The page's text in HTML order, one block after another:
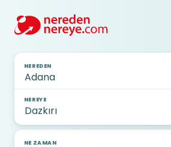
NEREDEN
NEREYE
NE ZAMAN